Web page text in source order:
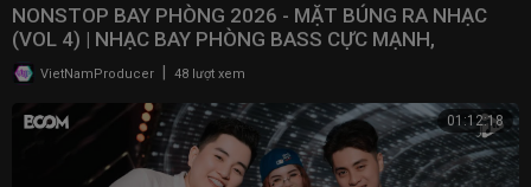
NONSTOP BAY PHÒNG 2026 - MẶT BÚNG RA NHẠC
(VOL 4) | NHẠC BAY PHÒNG BASS CỰC MẠNH,
NONSTOP 2025
VietNamProducer 48 lượt xem
01:12:18